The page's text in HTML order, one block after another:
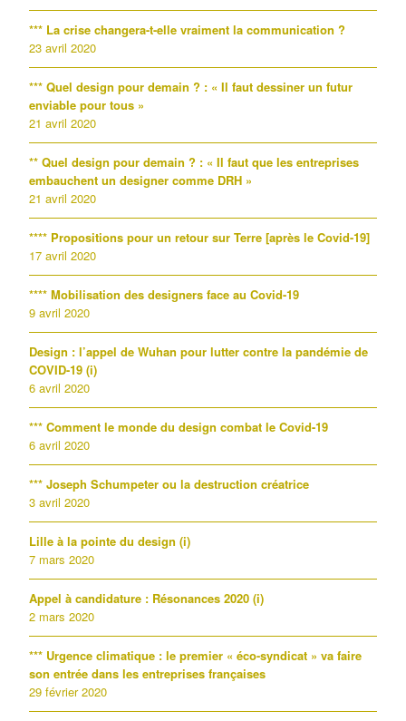
*** La crise changera-t-elle vraiment la communication ?
23 avril 2020
*** Quel design pour demain ? : « Il faut dessiner un futur
enviable pour tous »
21 avril 2020
** Quel design pour demain ? : « Il faut que les entreprises
embauchent un designer comme DRH »
21 avril 2020
**** Propositions pour un retour sur Terre [après le Covid-19]
17 avril 2020
**** Mobilisation des designers face au Covid-19
9 avril 2020
Design : l’appel de Wuhan pour lutter contre la pandémie de
COVID-19 (i)
6 avril 2020
*** Comment le monde du design combat le Covid-19
6 avril 2020
*** Joseph Schumpeter ou la destruction créatrice
3 avril 2020
Lille à la pointe du design (i)
7 mars 2020
Appel à candidature : Résonances 2020 (i)
2 mars 2020
*** Urgence climatique : le premier « éco-syndicat » va faire
son entrée dans les entreprises françaises
29 février 2020